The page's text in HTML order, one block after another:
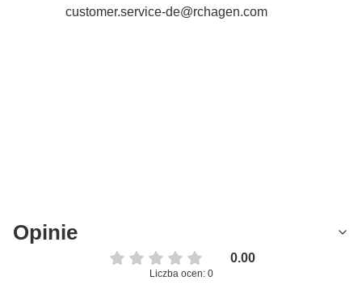
customer.service-de@rchagen.com
Opinie
0.00
Liczba ocen: 0